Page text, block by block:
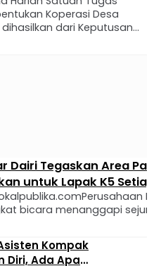
Koperasi Desa
dari Keputusan
2025 tentang
Kopdes Merah Putih.
Area Parkir Atas
Setiap Sabtu, Bukan
Daerah (PD) Pasar
sejumlah komentar
“Dairi Tangguh” terkait
Pasar Sidikalang yang
lokasi berjualan
Sebelumnya, beredar
Kompak
Diri, Ada Apa